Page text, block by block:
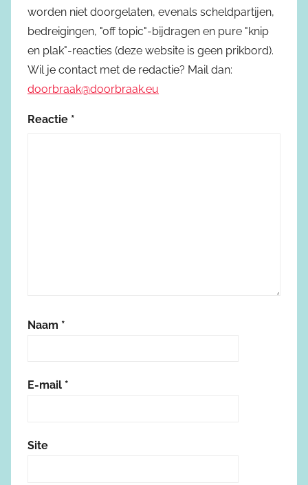
worden niet doorgelaten, evenals scheldpartijen,
bedreigingen, "off topic"-bijdragen en pure "knip
en plak"-reacties (deze website is geen prikbord).
Wil je contact met de redactie? Mail dan:
doorbraak@doorbraak.eu
Reactie *
Naam *
E-mail *
Site